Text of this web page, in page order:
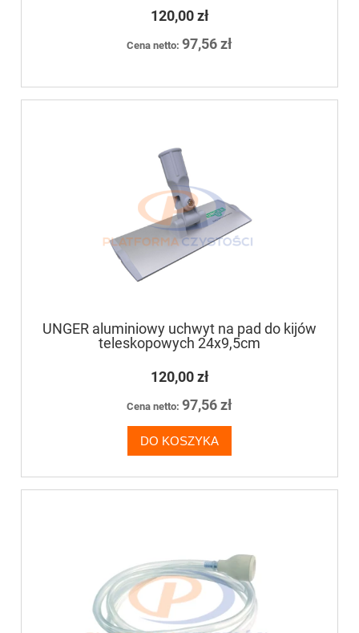
120,00 zł
Cena netto: 97,56 zł
UNGER aluminiowy uchwyt na pad do kijów
teleskopowych 24x9,5cm
120,00 zł
Cena netto: 97,56 zł
DO KOSZYKA